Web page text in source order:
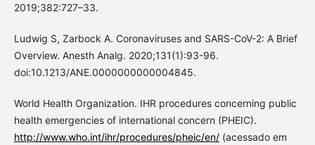
2019;382:727–33.
Ludwig S, Zarbock A. Coronaviruses and SARS-CoV-2: A Brief
Overview. Anesth Analg. 2020;131(1):93-96.
doi:10.1213/ANE.0000000000004845.
World Health Organization. IHR procedures concerning public
health emergencies of international concern (PHEIC).
http://www.who.int/ihr/procedures/pheic/en/(acessado em